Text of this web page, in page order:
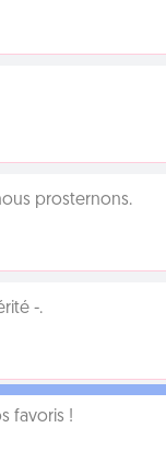
prosternons.
-.
favoris !